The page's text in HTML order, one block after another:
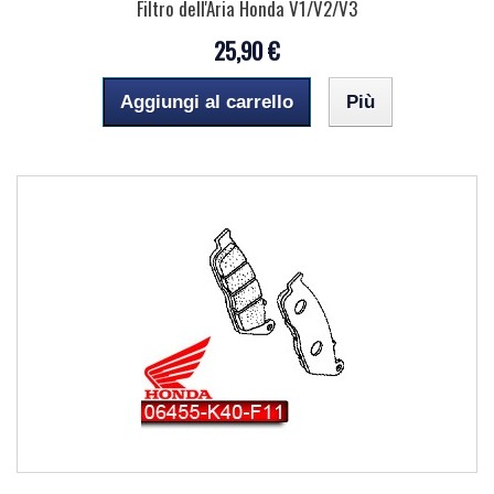
Filtro dell'Aria Honda V1/V2/V3
25,90 €
Aggiungi al carrello Più